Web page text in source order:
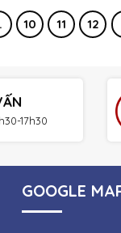
10 11 12
17h30
GOOGLE